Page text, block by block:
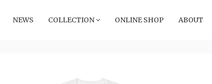
NEWS COLLECTION ONLINE SHOP ABOUT